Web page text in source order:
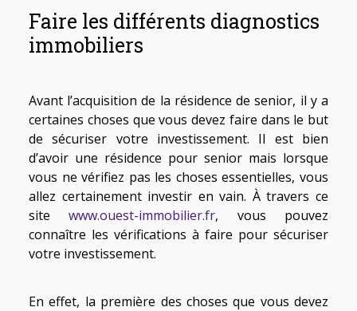
Faire les différents diagnostics
immobiliers
Avant l’acquisition de la résidence de senior, il y a
certaines choses que vous devez faire dans le but
de sécuriser votre investissement. Il est bien
d’avoir une résidence pour senior mais lorsque
vous ne vérifiez pas les choses essentielles, vous
allez certainement investir en vain. À travers ce
sitewww.ouest-immobilier.fr, vous pouvez
connaître les vérifications à faire pour sécuriser
votre investissement.
En effet, la première des choses que vous devez